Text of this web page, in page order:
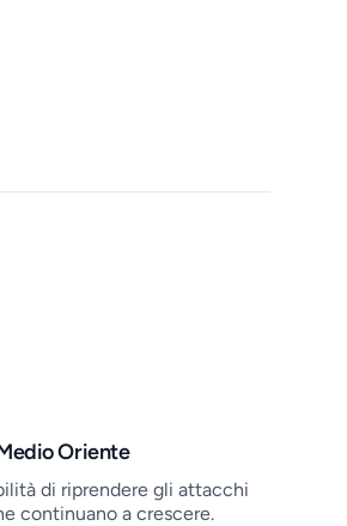
Oriente
di riprendere gli attacchi
continuano a crescere.